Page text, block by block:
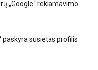
„Google“ reklamavimo
paskyra susietas profilis